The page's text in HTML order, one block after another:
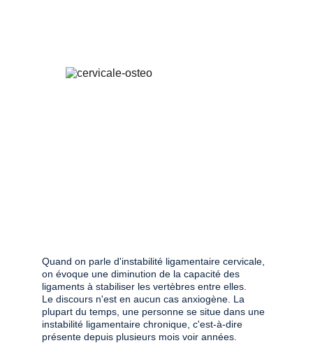
Quand on parle d'instabilité ligamentaire cervicale,
on évoque une diminution de la capacité des
ligaments à stabiliser les vertèbres entre elles.
Le discours n'est en aucun cas anxiogène. La
plupart du temps, une personne se situe dans une
instabilité ligamentaire chronique, c'est-à-dire
présente depuis plusieurs mois voir années.